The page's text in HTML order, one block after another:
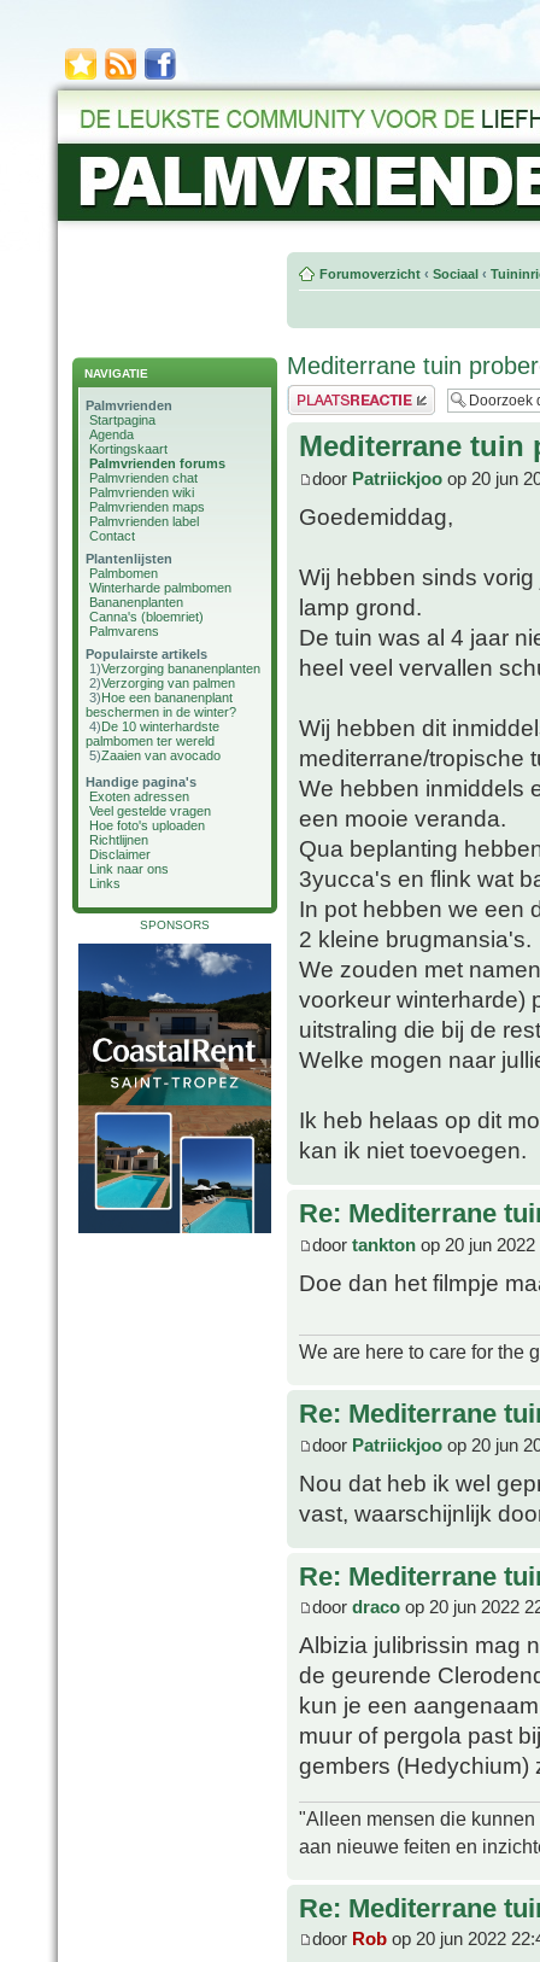
NAVIGATIE
Palmvrienden
Startpagina
Agenda
Kortingskaart
Palmvrienden forums
Palmvrienden chat
Palmvrienden wiki
Palmvrienden maps
Palmvrienden label
Contact
Plantenlijsten
Palmbomen
Winterharde palmbomen
Bananenplanten
Canna's (bloemriet)
Palmvarens
Populairste artikels
1)Verzorging bananenplanten
2)Verzorging van palmen
3)Hoe een bananenplant
beschermen in de winter?
4)De 10 winterhardste
palmbomen ter wereld
5)Zaaien van avocado
Handige pagina's
Exoten adressen
Veel gestelde vragen
Hoe foto's uploaden
Richtlijnen
Disclaimer
Link naar ons
Links
SPONSORS
Forumoverzicht ‹ Sociaal ‹
Mediterrane tuin
Plaats een reactie
Mediterrane tuin
door Patriickjoo op 20 jun
Goedemiddag,
Wij hebben sinds
lamp grond.
De tuin was al 4 jaar
heel veel vervallen
Wij hebben dit
mediterrane/tropische
We hebben inmiddels
een mooie veranda.
Qua beplanting
3yucca's en flink wat
In pot hebben we een
2 kleine brugmansia's.
We zouden met
voorkeur winterharde)
uitstraling die bij de
Welke mogen naar
Ik heb helaas op dit
kan ik niet toevoegen.
Re: Mediterrane
door tankton op 20 jun 2022
Doe dan het filmpje
We are here to care for the
Re: Mediterrane
door Patriickjoo op 20 jun
Nou dat heb ik wel
vast, waarschijnlijk
Re: Mediterrane
door draco op 20 jun 2022
Albizia julibrissin mag
de geurende
kun je een
muur of pergola past
gembers (Hedychium)
"Alleen mensen die
aan nieuwe feiten en
Re: Mediterrane
door Rob op 20 jun 2022